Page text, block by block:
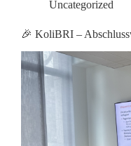
Uncategorized
🎉 KoliBRI –